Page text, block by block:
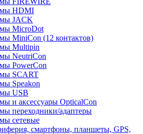
HDMI
JACK
MicroDot
MiniCon (12 контактов)
Multipin
NeutriCon
PowerCon
SCART
Speakon
USB
и аксессуары OpticalCon
переходники/адаптеры
сетевые
смартфоны, планшеты, GPS,